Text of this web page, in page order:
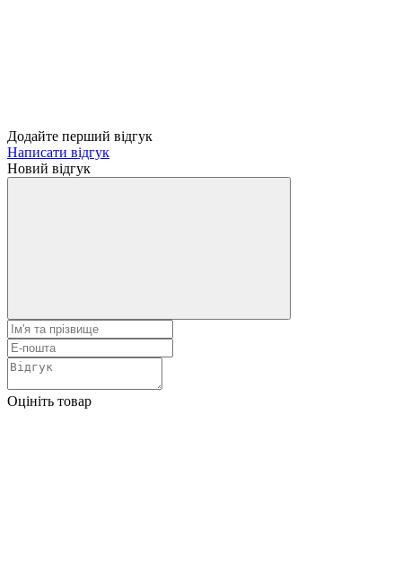
Додайте перший відгук
Написати відгук
Новий відгук
Оцініть товар